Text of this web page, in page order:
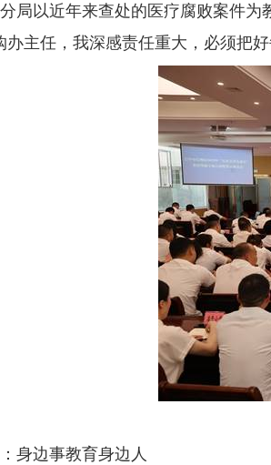
局以近年来查处的医疗腐败案件
任，我深感责任重大，必须把好
身边事教育身边人